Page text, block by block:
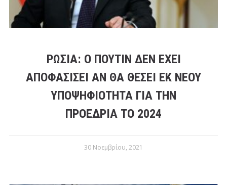
ΡΩΣΊΑ: Ο ΠΟΎΤΙΝ ΔΕΝ ΈΧΕΙ
ΑΠΟΦΑΣΊΣΕΙ ΑΝ ΘΑ ΘΈΣΕΙ ΕΚ ΝΈΟΥ
ΥΠΟΨΗΦΙΌΤΗΤΑ ΓΙΑ ΤΗΝ
ΠΡΟΕΔΡΊΑ ΤΟ 2024
30 Νοεμβρίου, 2021